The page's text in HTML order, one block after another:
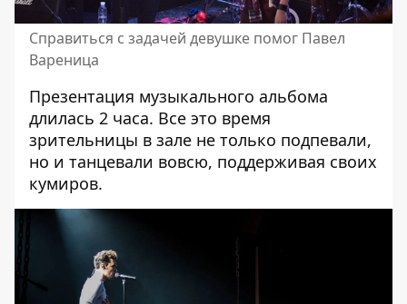
Справиться с задачей девушке помог Павел
Вареница
Презентация музыкального альбома
длилась 2 часа. Все это время
зрительницы в зале не только подпевали,
но и танцевали вовсю, поддерживая своих
кумиров.